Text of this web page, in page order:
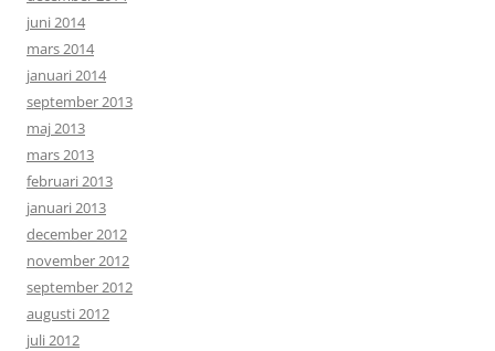
juni 2014
mars 2014
januari 2014
september 2013
maj 2013
mars 2013
februari 2013
januari 2013
december 2012
november 2012
september 2012
augusti 2012
juli 2012